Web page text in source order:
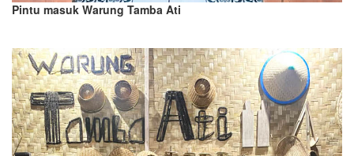
Pintu masuk Warung Tamba Ati